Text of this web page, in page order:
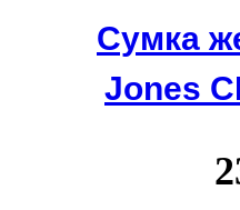
Сумка
Jones